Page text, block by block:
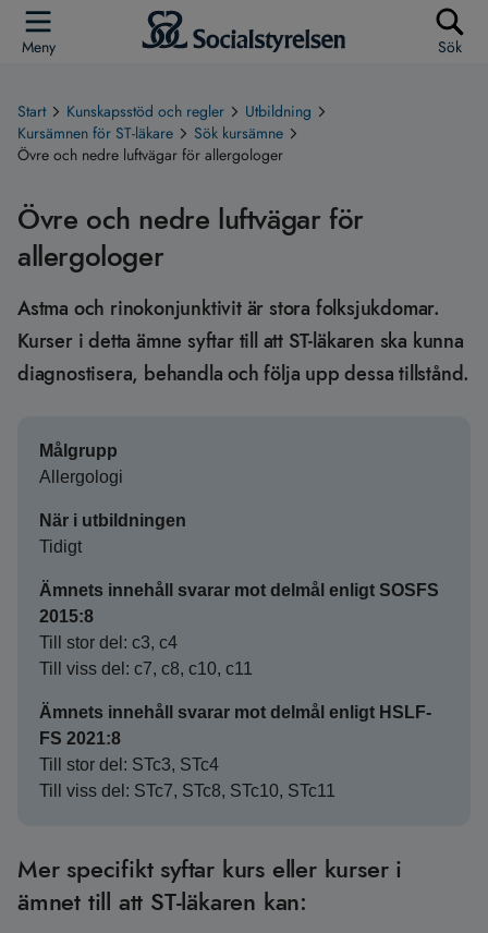
Meny Sök
Start Kunskapsstöd och regler
Utbildning
Kursämnen för ST-läkare
Sök kursämne
Övre och nedre luftvägar för allergologer
Övre och nedre luftvägar för
allergologer
Astma och rinokonjunktivit är stora folksjukdomar.
Kurser i detta ämne syftar till att ST-läkaren ska kunna
diagnostisera, behandla och följa upp dessa tillstånd.
Målgrupp
Allergologi
När i utbildningen
Tidigt
Ämnets innehåll svarar mot delmål enligt SOSFS
2015:8
Till stor del: c3, c4
Till viss del: c7, c8, c10, c11
Ämnets innehåll svarar mot delmål enligt HSLF-
FS 2021:8
Till stor del: STc3, STc4
Till viss del: STc7, STc8, STc10, STc11
Mer specifikt syftar kurs eller kurser i
ämnet till att ST-läkaren kan: